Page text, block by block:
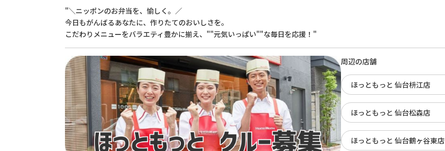
"＼ニッポンのお弁当を、愉しく。／
今日もがんばるあなたに、作りたてのおいしさを。
こだわりメニューをバラエティ豊かに揃え、""元気いっぱい""な毎日を応援！"
周辺の店舗
ほっともっと 仙台枡江店
ほっともっと 仙台松森店
ほっともっと 仙台鶴ヶ谷東店